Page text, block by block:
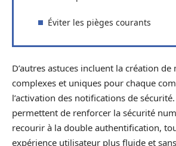
Éviter les pièges courants
D’autres astuces incluent la création de
complexes et uniques pour chaque
l’activation des notifications de
permettent de renforcer la sécurité
recourir à la double authentification,
expérience utilisateur plus fluide et